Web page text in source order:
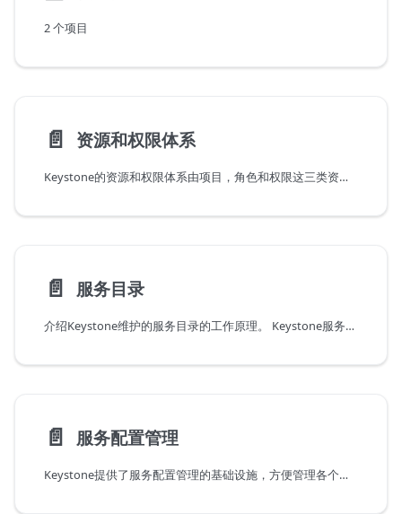
2 个项目
📄️ 资源和权限体系
Keystone的资源和权限体系由项目，角色和权限这三类资源定义。项目是资源的归属，用户要使用资源，必须以特定的角色加入相应的项目。角色和策略(policy)关联，定义了用户的权限。
📄️ 服务目录
介绍Keystone维护的服务目录的工作原理。 Keystone服务目录定义了区域，服务，以及服务在指定区域内的接入端点。
📄️ 服务配置管理
Keystone提供了服务配置管理的基础设施，方便管理各个服务的配置。